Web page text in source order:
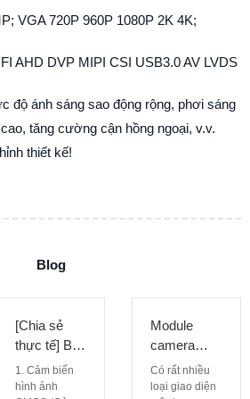
VGA 720P 960P 1080P 2K 4K;
AHD DVP MIPI CSI USB3.0 AV LVDS
độ ánh sáng sao động rộng, phơi sáng
tăng cường cận hồng ngoại, v.v.
thiết kế!
Blog
[Chia sẻ
thực tế] Bài
viết này sẽ
giúp bạn
1. Cảm biến
hình ảnh
Module
camera
DVP là gì?
Nó chủ yếu
Có rất nhiều
loại giao diện